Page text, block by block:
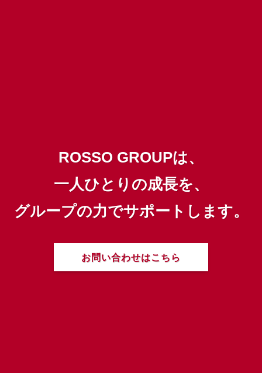
ROSSO GROUPは、
一人ひとりの成長を、
グループの力でサポートします。
お問い合わせはこちら